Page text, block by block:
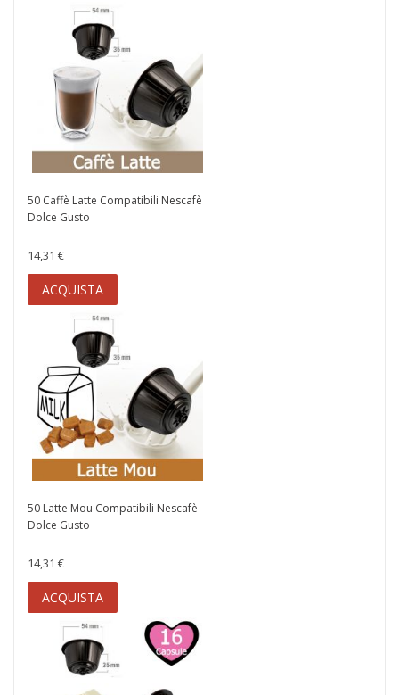
50 Caffè Latte Compatibili Nescafè
Dolce Gusto
14,31 €
ACQUISTA
50 Latte Mou Compatibili Nescafè
Dolce Gusto
14,31 €
ACQUISTA